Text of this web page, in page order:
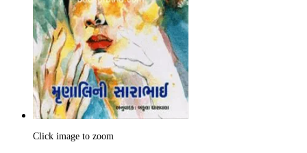
Click image to zoom